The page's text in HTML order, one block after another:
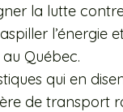
la lutte
l’énergie
Québec.
qui en
de transport